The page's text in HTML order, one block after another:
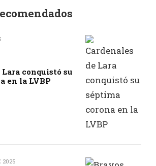
conquistó su
en la LVBP
2025